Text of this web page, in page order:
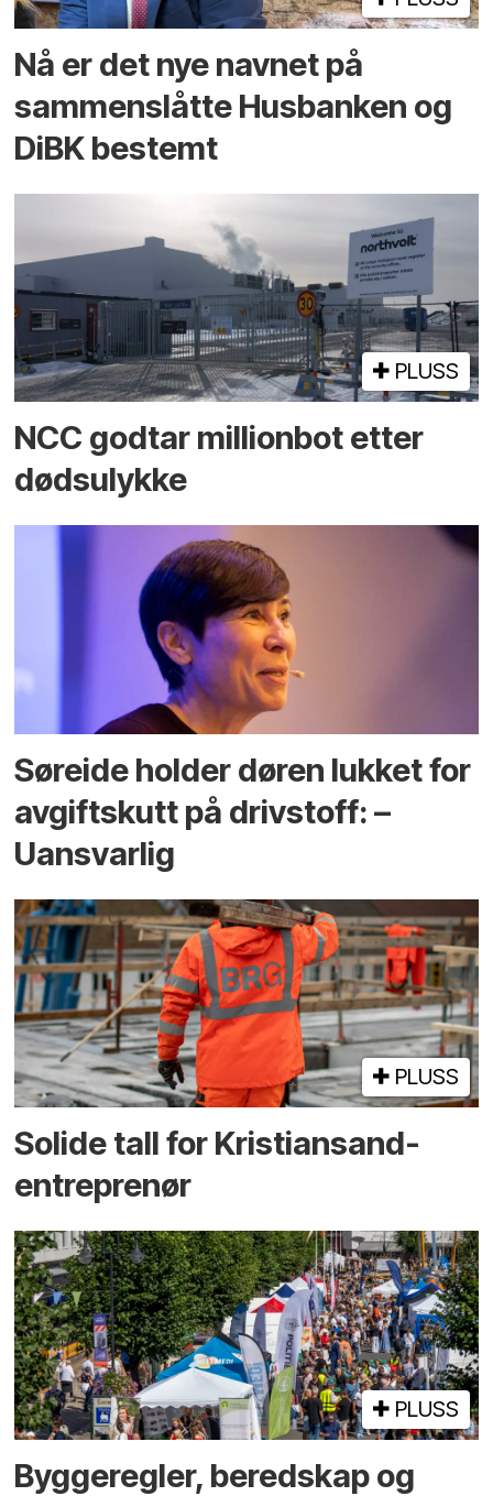
Nå er det nye navnet på
sammenslåtte Husbanken og
DiBK bestemt
PLUSS
NCC godtar millionbot etter
dødsulykke
Søreide holder døren lukket for
avgiftskutt på drivstoff: –
Uansvarlig
PLUSS
Solide tall for Kristiansand-
entreprenør
PLUSS
Bygge­regler, beredskap og